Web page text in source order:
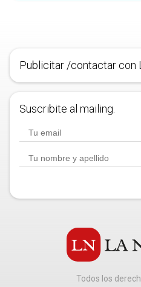
Publicitar /contactar con
Suscribite al mailing.
Todos los